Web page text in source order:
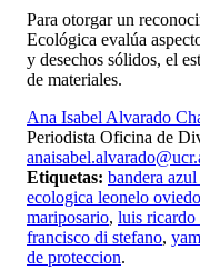
Para otorgar un
Ecológica evalúa
y desechos sólidos, el
de materiales.
Ana Isabel Alvarado
Periodista Oficina de
Etiquetas: bandera
ecologica leonelo oviedo
mariposario, luis
francisco di stefano,
de proteccion.